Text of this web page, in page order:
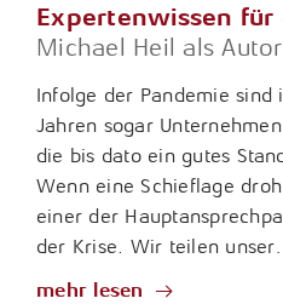
Expertenwissen für
Michael Heil als
Infolge der Pandemie sind
Jahren sogar
die bis dato ein gutes
Wenn eine Schieflage
einer der
der Krise. Wir teilen
mehr lesen